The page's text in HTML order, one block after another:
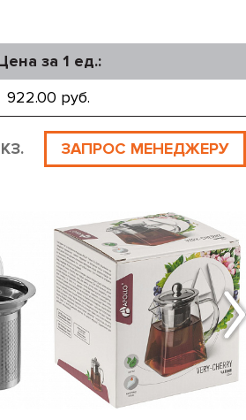
за 1 ед.:
922.00 руб.
ЗАПРОС МЕНЕДЖЕРУ